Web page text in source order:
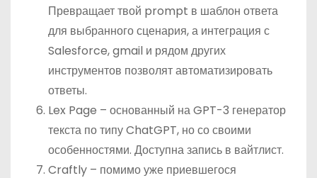
Превращает твой prompt в шаблон ответа
для выбранного сценария, а интеграция с
Salesforce, gmail и рядом других
инструментов позволят автоматизировать
ответы.
Lex Page – основанный на GPT-3 генератор
текста по типу ChatGPT, но со своими
особенностями. Доступна запись в вайтлист.
Craftly – помимо уже приевшегося